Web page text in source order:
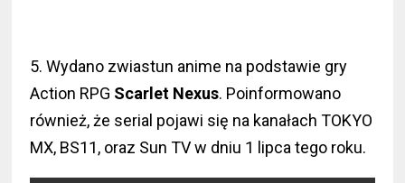
5. Wydano zwiastun anime na podstawie gry
Action RPG Scarlet Nexus. Poinformowano
również, że serial pojawi się na kanałach TOKYO
MX, BS11, oraz Sun TV w dniu 1 lipca tego roku.